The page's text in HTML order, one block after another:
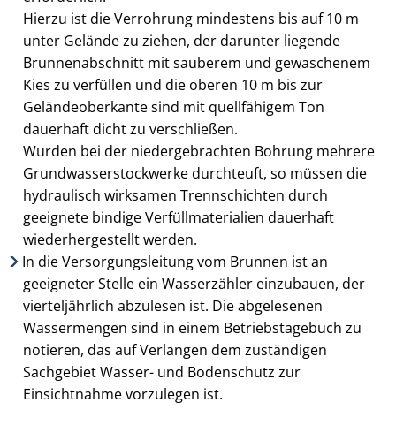
Hierzu ist die Verrohrung mindestens bis auf 10 m
unter Gelände zu ziehen, der darunter liegende
Brunnen­abschnitt mit sauberem und gewaschenem
Kies zu verfüllen und die oberen 10 m bis zur
Geländeoberkante sind mit quellfähigem Ton
dauerhaft dicht zu verschließen.
Wurden bei der niedergebrachten Bohrung mehrere
Grundwasserstockwerke durch­teuft, so müssen die
hydraulisch wirksamen Trennschichten durch
geeignete bindige Verfüllmaterialien dauerhaft
wiederherge­stellt werden.
In die Versorgungsleitung vom Brunnen ist an
geeigneter Stelle ein Wasserzähler einzu­bauen, der
viertel­jährlich abzulesen ist. Die abgelesenen
Wassermengen sind in einem Betriebstagebuch zu
notieren, das auf Verlangen dem zuständigen
Sachgebiet Wasser- und Bodenschutz zur
Einsichtnahme vorzu­legen ist.